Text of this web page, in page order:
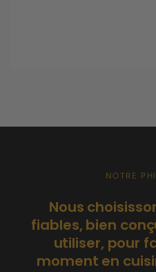
NOTRE
Nous
fiables, bien
utiliser, pour
moment en